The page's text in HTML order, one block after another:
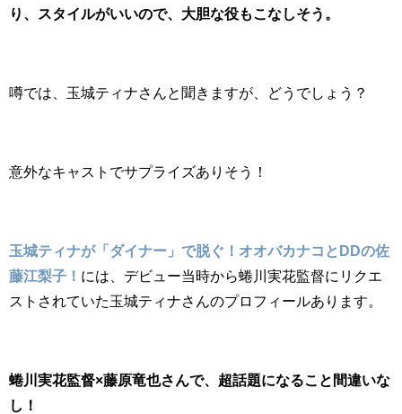
り、スタイルがいいので、大胆な役もこなしそう。
噂では、玉城ティナさんと聞きますが、どうでしょう？
意外なキャストでサプライズありそう！
玉城ティナが「ダイナー」で脱ぐ！オオバカナコとDDの佐
藤江梨子！ には、デビュー当時から蜷川実花監督にリクエ
ストされていた玉城ティナさんのプロフィールあります。
蜷川実花監督×藤原竜也さんで、超話題になること間違いな
し！